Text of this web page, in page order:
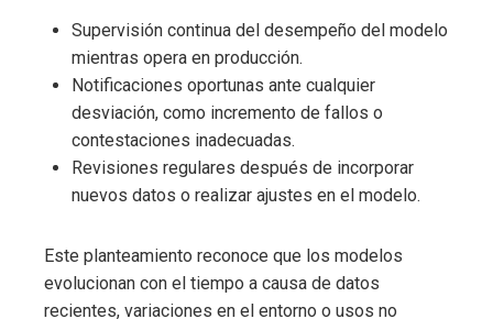
Supervisión continua del desempeño del modelo
mientras opera en producción.
Notificaciones oportunas ante cualquier
desviación, como incremento de fallos o
contestaciones inadecuadas.
Revisiones regulares después de incorporar
nuevos datos o realizar ajustes en el modelo.
Este planteamiento reconoce que los modelos
evolucionan con el tiempo a causa de datos
recientes, variaciones en el entorno o usos no